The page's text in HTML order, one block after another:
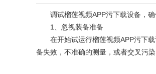
调试榴莲视频APP污下载设备，确
1、忽视装备准备
在开始试运行榴莲视频APP污下载
备失效，不准确的测量，或者交叉污染